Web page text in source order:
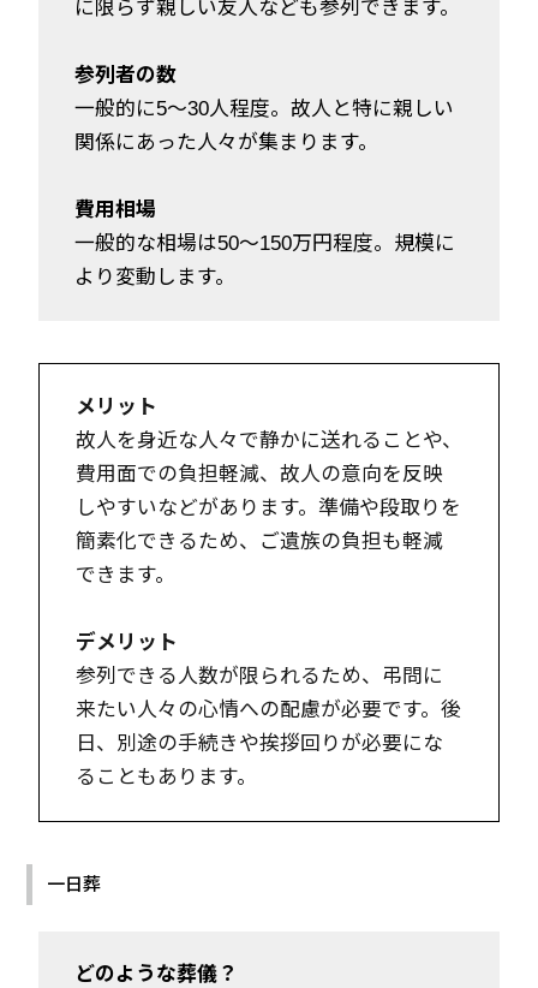
に限らず親しい友人なども参列できます。
参列者の数
一般的に5～30人程度。故人と特に親しい
関係にあった人々が集まります。
費用相場
一般的な相場は50～150万円程度。規模に
より変動します。
メリット
故人を身近な人々で静かに送れることや、
費用面での負担軽減、故人の意向を反映
しやすいなどがあります。準備や段取りを
簡素化できるため、ご遺族の負担も軽減
できます。
デメリット
参列できる人数が限られるため、弔問に
来たい人々の心情への配慮が必要です。後
日、別途の手続きや挨拶回りが必要にな
ることもあります。
一日葬
どのような葬儀？